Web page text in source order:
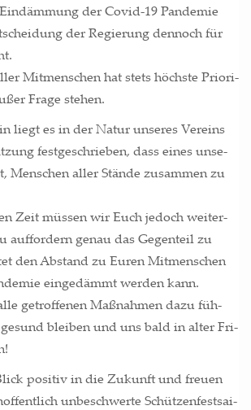
der Covid-19 Pan­de­mie
der Regie­rung den­noch für
Mit­men­schen hat stets höchs­te Prio­ri­
Fra­ge stehen.
liegt es in der Natur unse­res Ver­eins
fest­ge­schrie­ben, dass eines unse­
Men­schen aller Stän­de zusam­men zu
Zeit müs­sen wir Euch jedoch wei­ter­
auf­for­dern genau das Gegen­teil zu
den Abstand zu Euren Mit­men­schen
ein­ge­dämmt wer­den kann.
getrof­fe­nen Maß­nah­men dazu füh­
blei­ben und uns bald in alter Fri­
posi­tiv in die Zukunft und freu­en
unbe­schwer­te Schüt­zen­fest­sai­